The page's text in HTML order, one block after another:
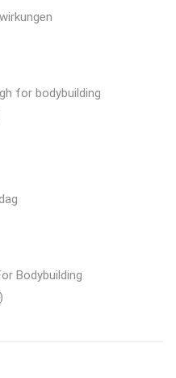
for bodybuilding
Bodybuilding
)